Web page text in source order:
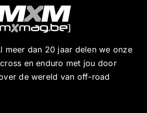
meer dan 20 jaar delen we onze
en enduro met jou door
de wereld van off-road